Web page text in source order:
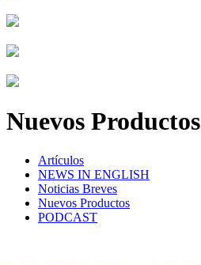
Nuevos Productos
Artículos
NEWS IN ENGLISH
Noticias Breves
Nuevos Productos
PODCAST